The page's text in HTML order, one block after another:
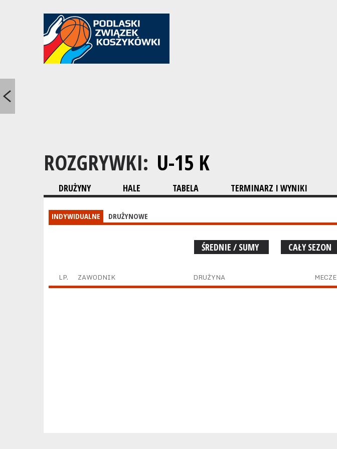
ROZGRYWKI: U-15 K
DRUŻYNY HALE TABELA TERMINARZ I WYNIKI
INDYWIDUALNE DRUŻYNOWE
ŚREDNIE / SUMY CAŁY SEZON
LP. ZAWODNIK DRUŻYNA MECZE